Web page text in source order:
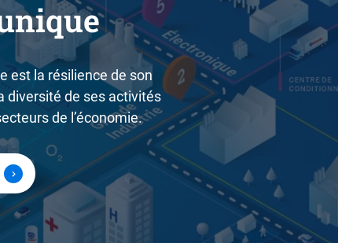
est la résilience de son
diversité de ses activités
de l’économie.